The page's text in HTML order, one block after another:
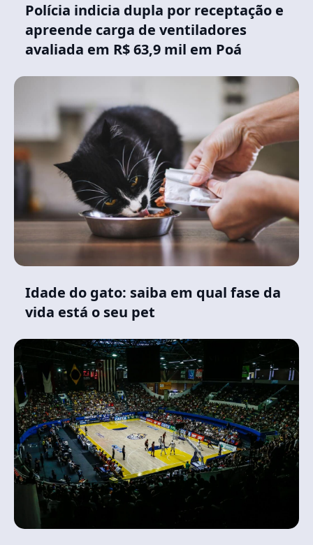
Polícia indicia dupla por receptação e
apreende carga de ventiladores
avaliada em R$ 63,9 mil em Poá
Idade do gato: saiba em qual fase da
vida está o seu pet